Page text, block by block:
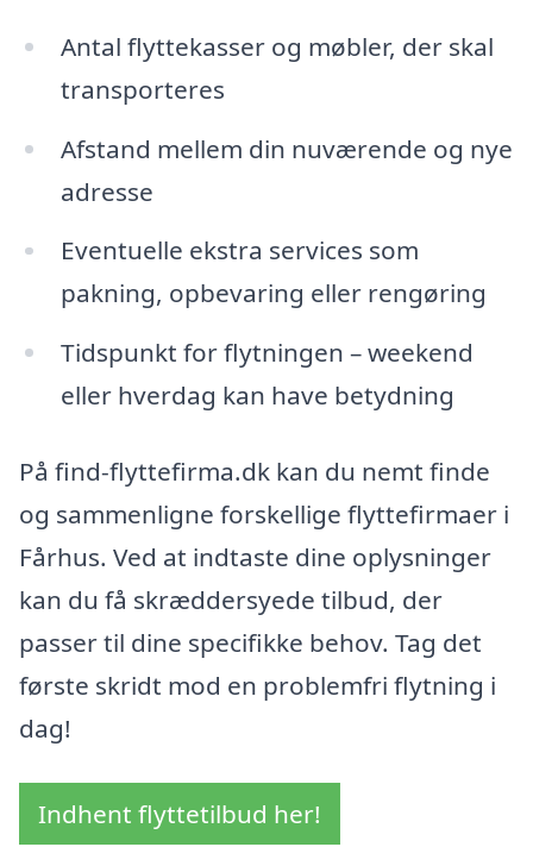
Antal flyttekasser og møbler, der skal
transporteres
Afstand mellem din nuværende og nye
adresse
Eventuelle ekstra services som
pakning, opbevaring eller rengøring
Tidspunkt for flytningen – weekend
eller hverdag kan have betydning
På find-flyttefirma.dk kan du nemt finde
og sammenligne forskellige flyttefirmaer i
Fårhus. Ved at indtaste dine oplysninger
kan du få skræddersyede tilbud, der
passer til dine specifikke behov. Tag det
første skridt mod en problemfri flytning i
dag!
Indhent flyttetilbud her!